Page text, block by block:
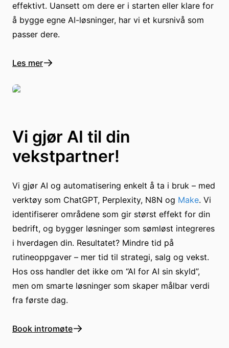
effektivt. Uansett om dere er i starten eller klare for
å bygge egne AI-løsninger, har vi et kursnivå som
passer dere.
Les mer
Vi gjør AI til din
vekstpartner!
Vi gjør AI og automatisering enkelt å ta i bruk – med
verktøy som ChatGPT, Perplexity, N8N og Make. Vi
identifiserer områdene som gir størst effekt for din
bedrift, og bygger løsninger som sømløst integreres
i hverdagen din. Resultatet? Mindre tid på
rutineoppgaver – mer tid til strategi, salg og vekst.
Hos oss handler det ikke om “AI for AI sin skyld”,
men om smarte løsninger som skaper målbar verdi
fra første dag.
Book intromøte